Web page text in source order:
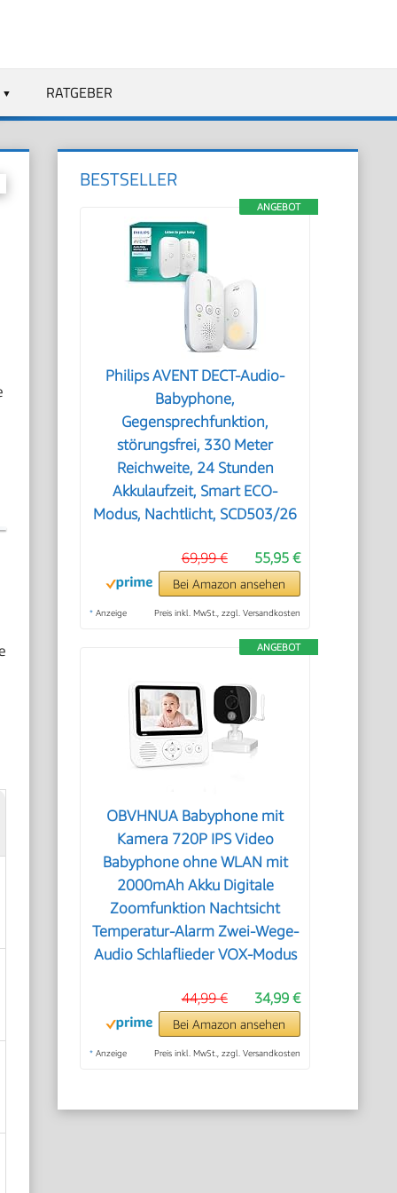
RATGEBER
BESTSELLER
ANGEBOT
Philips AVENT DECT-Audio-
Babyphone,
Gegensprechfunktion,
störungsfrei, 330 Meter
Reichweite, 24 Stunden
Akkulaufzeit, Smart ECO-
Modus, Nachtlicht, SCD503/26
55,95 €
69,99 €
Bei Amazon ansehen
* Anzeige Preis inkl. MwSt., zzgl. Versandkosten
ANGEBOT
OBVHNUA Babyphone mit
Kamera 720P IPS Video
Babyphone ohne WLAN mit
2000mAh Akku Digitale
Zoomfunktion Nachtsicht
Temperatur-Alarm Zwei-Wege-
Audio Schlaflieder VOX-Modus
34,99 €
44,99 €
Bei Amazon ansehen
* Anzeige Preis inkl. MwSt., zzgl. Versandkosten